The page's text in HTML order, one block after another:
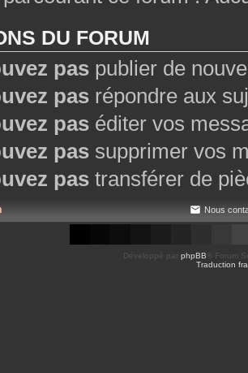
DU FORUM
pas publier de
pas répondre aux
pas éditer vos
pas supprimer vos
pas transférer de
Nous
Développé par phpBB ® Forum
Traduction